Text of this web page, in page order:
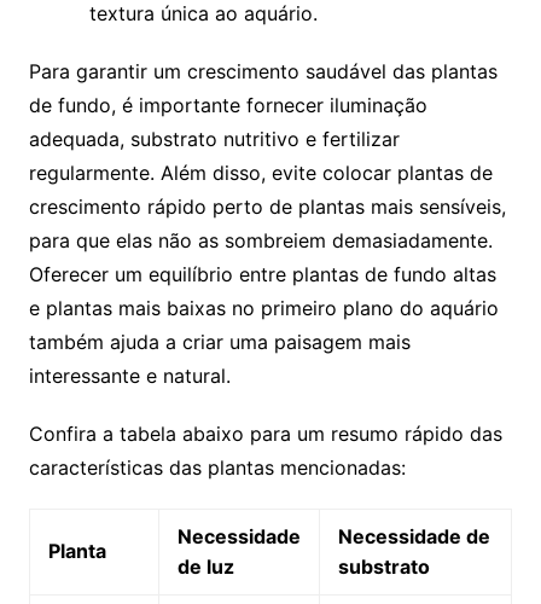
textura única ao aquário.
Para garantir um crescimento saudável das plantas
de fundo, é ⁢importante fornecer iluminação
adequada,⁣ substrato ‍nutritivo e fertilizar
regularmente. Além ⁢disso, ⁣evite colocar plantas de‌
crescimento rápido ‍perto de plantas ⁤mais​ sensíveis,
para que ⁣elas‍ não ⁤as sombreiem ⁣demasiadamente.
Oferecer um equilíbrio entre plantas de fundo altas
e plantas mais baixas no primeiro ​plano​ do aquário
também ajuda a criar ⁤uma paisagem mais
interessante e natural.
Confira a ⁢tabela abaixo para um resumo rápido das
características das plantas mencionadas:
Planta
Necessidade
de⁤ luz
Necessidade de
⁣substrato